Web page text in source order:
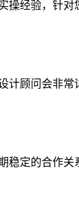
操经验，针
计顾问会非
稳定的合作